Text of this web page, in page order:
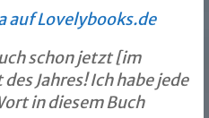
auf Lovelybooks.de
schon jetzt [im
Jahres! Ich habe jede
in diesem Buch